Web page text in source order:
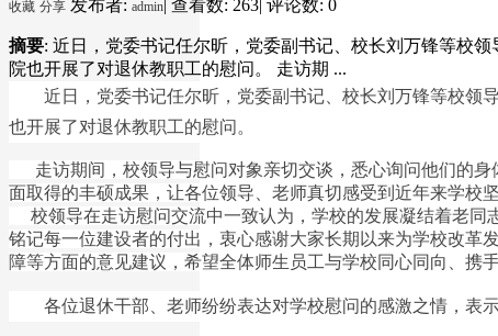
收藏 分享 发布者: admin| 查看数: 263| 评论数: 0
摘要: 近日，党委书记任尔昕，党委副书记、校长刘万锋等校
院也开展了对退休教职工的慰问。 走访期 ...
近日，党委书记任尔昕，党委副书记、校长刘万锋等校领
也开展了对退休教职工的慰问。
走访期间，校领导与慰问对象亲切交谈，悉心询问他们的身
面取得的丰硕成果，让各位领导、老师真切感受到近年来学校
校领导在走访慰问交流中一致认为，学校的发展凝结着老
铭记每一位建设者的付出，衷心感谢大家长期以来为学校改革
障等方面的意见建议，希望全体师生员工与学校同心同向、携
各位退休干部、老师纷纷表达对学校慰问的感激之情，表